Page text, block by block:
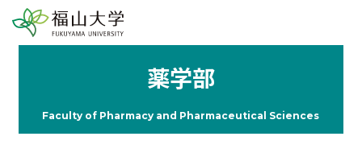
薬学部
Faculty of Pharmacy and Pharmaceutical Sciences